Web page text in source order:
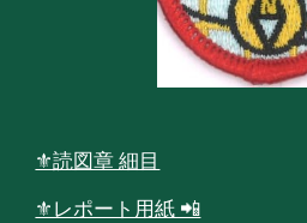
⚜読図章 細目
⚜レポート用紙 📲